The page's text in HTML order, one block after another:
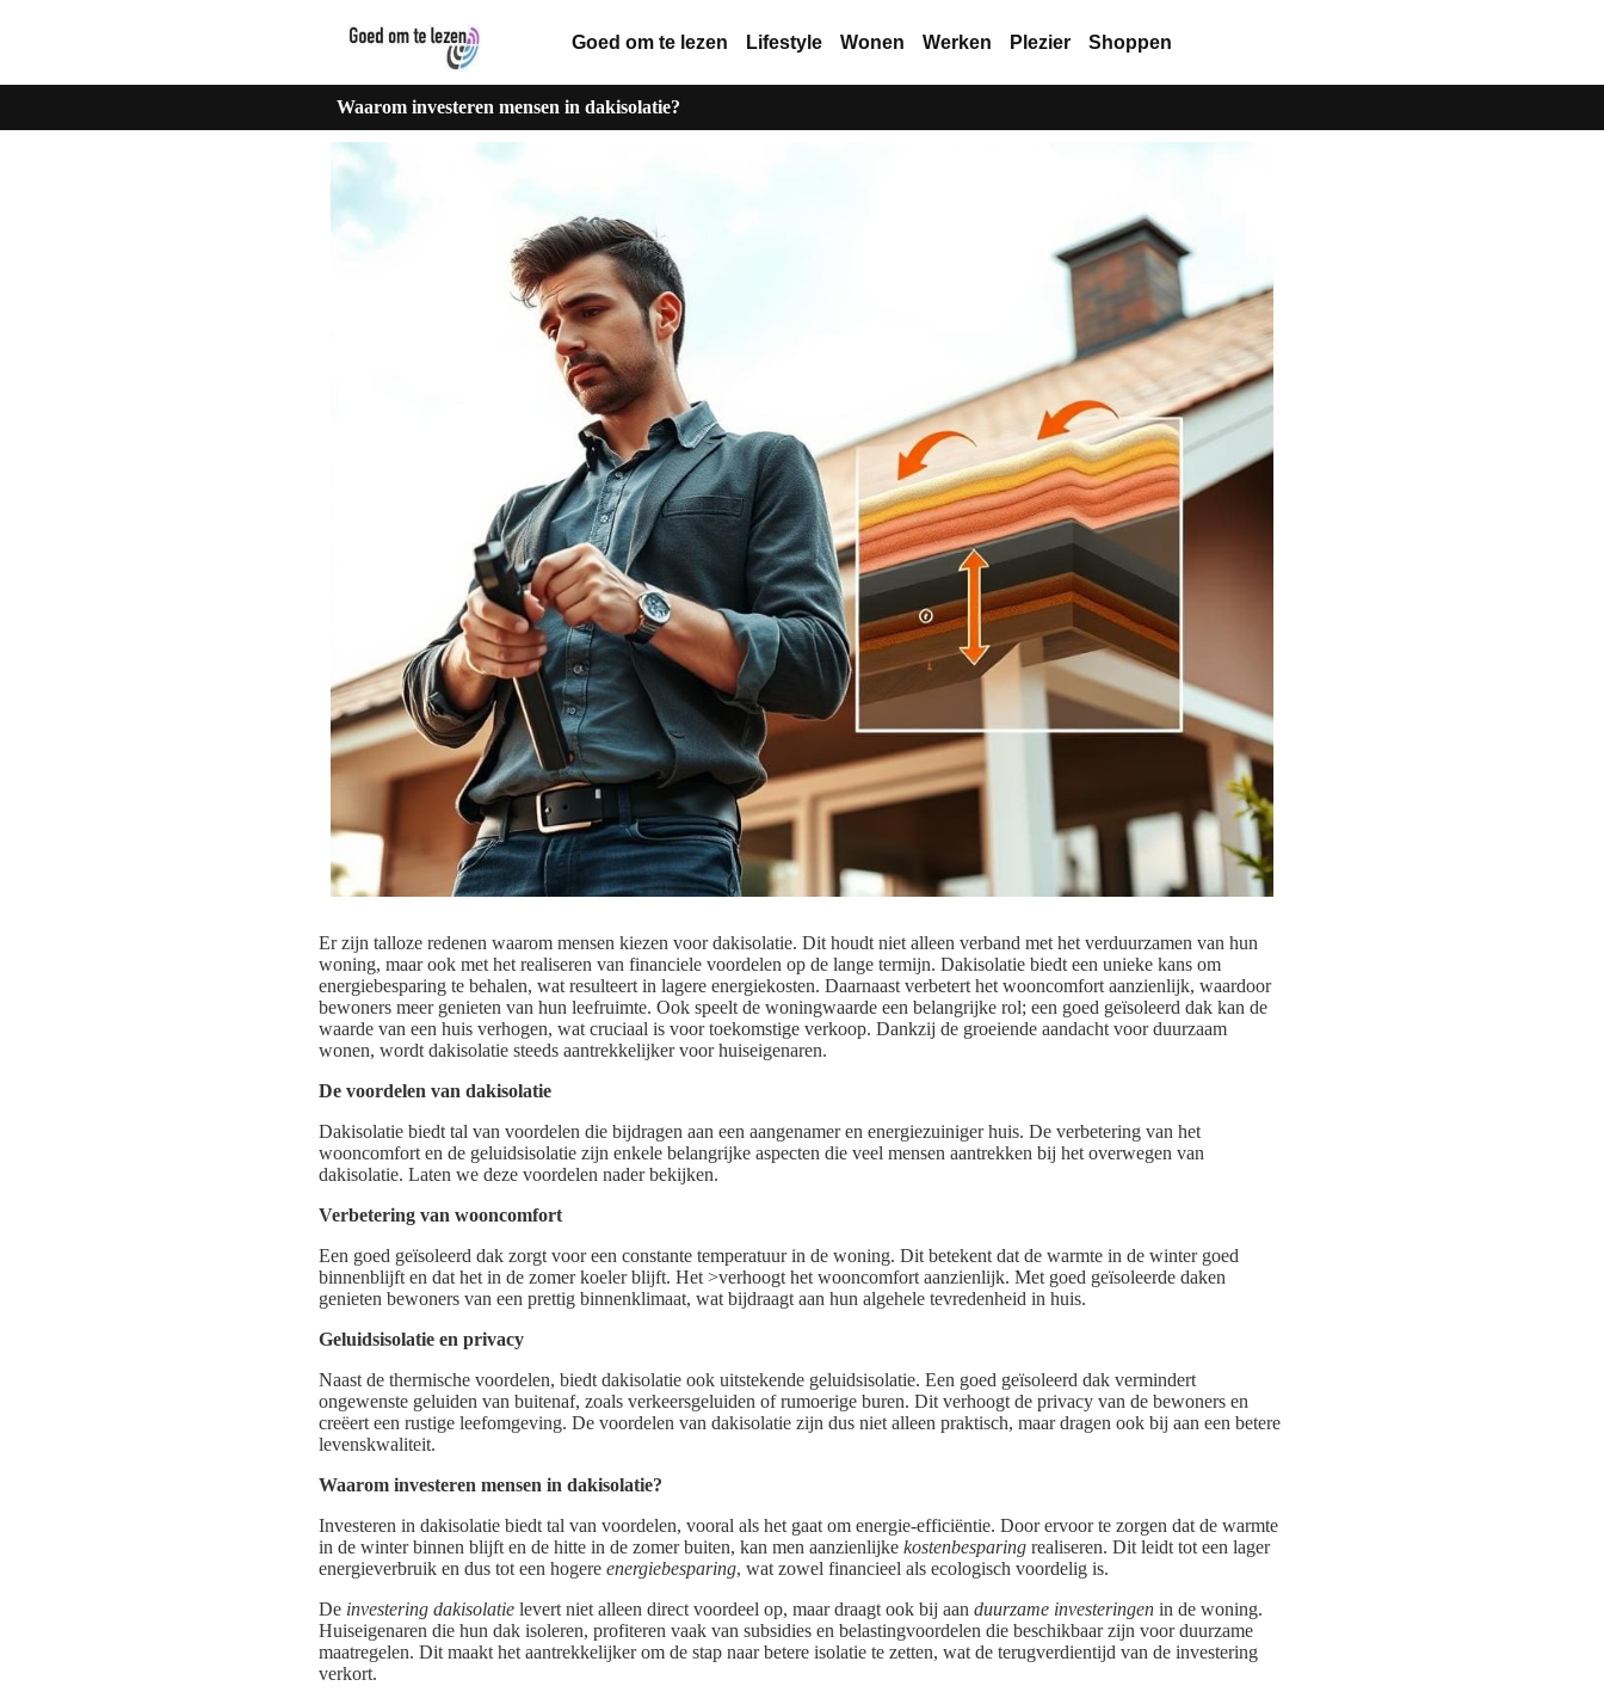
Goed om te lezen Lifestyle Wonen Werken Plezier Shoppen
Waarom investeren mensen in dakisolatie?
Er zijn talloze redenen waarom mensen kiezen voor dakisolatie. Dit houdt niet alleen verband met het verduurzamen van hun
woning, maar ook met het realiseren van financiele voordelen op de lange termijn. Dakisolatie biedt een unieke kans om
energiebesparing te behalen, wat resulteert in lagere energiekosten. Daarnaast verbetert het wooncomfort aanzienlijk, waardoor
bewoners meer genieten van hun leefruimte. Ook speelt de woningwaarde een belangrijke rol; een goed geïsoleerd dak kan de
waarde van een huis verhogen, wat cruciaal is voor toekomstige verkoop. Dankzij de groeiende aandacht voor duurzaam
wonen, wordt dakisolatie steeds aantrekkelijker voor huiseigenaren.
De voordelen van dakisolatie
Dakisolatie biedt tal van voordelen die bijdragen aan een aangenamer en energiezuiniger huis. De verbetering van het
wooncomfort en de geluidsisolatie zijn enkele belangrijke aspecten die veel mensen aantrekken bij het overwegen van
dakisolatie. Laten we deze voordelen nader bekijken.
Verbetering van wooncomfort
Een goed geïsoleerd dak zorgt voor een constante temperatuur in de woning. Dit betekent dat de warmte in de winter goed
binnenblijft en dat het in de zomer koeler blijft. Het >verhoogt het wooncomfort aanzienlijk. Met goed geïsoleerde daken
genieten bewoners van een prettig binnenklimaat, wat bijdraagt aan hun algehele tevredenheid in huis.
Geluidsisolatie en privacy
Naast de thermische voordelen, biedt dakisolatie ook uitstekende geluidsisolatie. Een goed geïsoleerd dak vermindert
ongewenste geluiden van buitenaf, zoals verkeersgeluiden of rumoerige buren. Dit verhoogt de privacy van de bewoners en
creëert een rustige leefomgeving. De voordelen van dakisolatie zijn dus niet alleen praktisch, maar dragen ook bij aan een betere
levenskwaliteit.
Waarom investeren mensen in dakisolatie?
Investeren in dakisolatie biedt tal van voordelen, vooral als het gaat om energie-efficiëntie. Door ervoor te zorgen dat de warmte
in de winter binnen blijft en de hitte in de zomer buiten, kan men aanzienlijke kostenbesparing realiseren. Dit leidt tot een lager
energieverbruik en dus tot een hogere energiebesparing, wat zowel financieel als ecologisch voordelig is.
De investering dakisolatie levert niet alleen direct voordeel op, maar draagt ook bij aan duurzame investeringen in de woning.
Huiseigenaren die hun dak isoleren, profiteren vaak van subsidies en belastingvoordelen die beschikbaar zijn voor duurzame
maatregelen. Dit maakt het aantrekkelijker om de stap naar betere isolatie te zetten, wat de terugverdientijd van de investering
verkort.